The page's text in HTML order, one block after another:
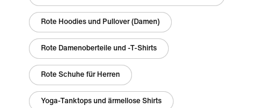
Rote Hoodies und Pullover (Damen)
Rote Damenoberteile und -T-Shirts
Rote Schuhe für Herren
Yoga-Tanktops und ärmellose Shirts